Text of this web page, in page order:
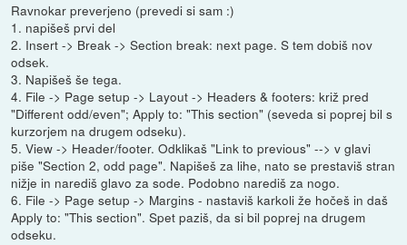
Ravnokar preverjeno (prevedi si sam :)
1. napišeš prvi del
2. Insert -> Break -> Section break: next page. S tem dobiš nov
odsek.
3. Napišeš še tega.
4. File -> Page setup -> Layout -> Headers & footers: križ pred
"Different odd/even"; Apply to: "This section" (seveda si poprej bil s
kurzorjem na drugem odseku).
5. View -> Header/footer. Odklikaš "Link to previous" --> v glavi
piše "Section 2, odd page". Napišeš za lihe, nato se prestaviš stran
nižje in narediš glavo za sode. Podobno narediš za nogo.
6. File -> Page setup -> Margins - nastaviš karkoli že hočeš in daš
Apply to: "This section". Spet paziš, da si bil poprej na drugem
odseku.